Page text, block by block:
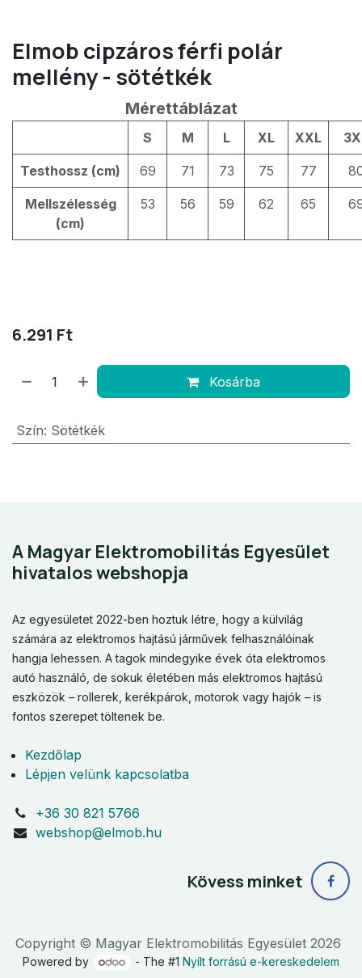
Elmob cipzáros férfi polár
mellény - sötétkék
Mérettáblázat
S M L XL XXL
Testhossz (cm) 69 71 73 75 77
Mellszélesség
(cm)
53 56 59 62 65
6.291 Ft
Kosárba
Szín: Sötétkék
A Magyar Elektromobilitás Egyesület
hivatalos webshopja
Az egyesületet 2022-ben hoztuk létre, hogy a külvilág
számára az elektromos hajtású járművek felhasználóinak
hangja lehessen. A tagok mindegyike évek óta elektromos
autó használó, de sokuk életében más elektromos hajtású
eszközök – rollerek, kerékpárok, motorok vagy hajók – is
fontos szerepet töltenek be.
Kezdőlap
Lépjen velünk kapcsolatba
+36 30 821 5766
webshop@elmob.hu
Kövess minket
Copyright © Magyar Elektromobilitás Egyesület 2026
Powered by - The #1 Nyílt forrású e-kereskedelem